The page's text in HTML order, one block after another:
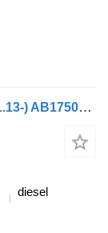
Flexible de climatisation Behr LF180 (01.13-) AB175000P pour tracteur routier DAF LF45, LF55, LF180, CF65, CF75, CF85 (2001-)
diesel